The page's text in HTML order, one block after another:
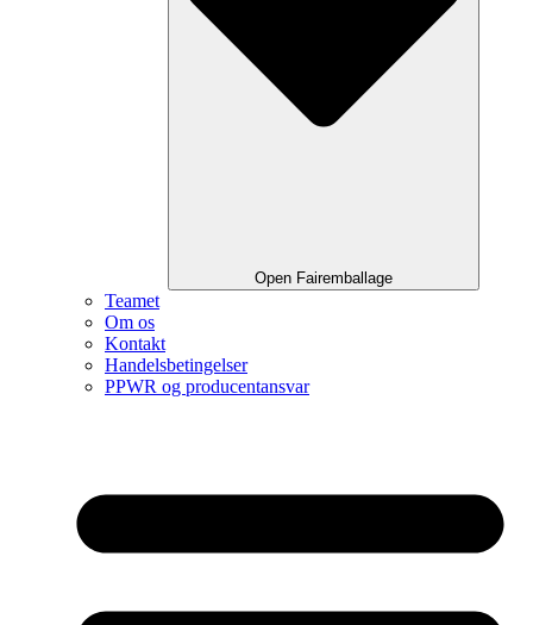
Open Fairemballage
Teamet
Om os
Kontakt
Handelsbetingelser
PPWR og producentansvar